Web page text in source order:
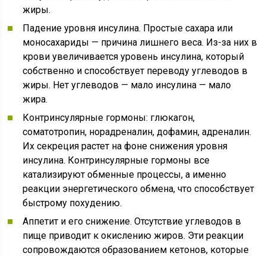
жиры.
Падение уровня инсулина. Простые сахара или
моносахариды — причина лишнего веса. Из-за них в
крови увеличивается уровень инсулина, который
собственно и способствует переводу углеводов в
жиры. Нет углеводов — мало инсулина — мало
жира.
Контринсулярные гормоны: глюкагон,
соматотропин, норадреналин, дофамин, адреналин.
Их секреция растет на фоне снижения уровня
инсулина. Контринсулярные гормоны все
катализируют обменные процессы, а именно
реакции энергетического обмена, что способствует
быстрому похудению.
Аппетит и его снижение. Отсутствие углеводов в
пище приводит к окислению жиров. Эти реакции
сопровождаются образованием кетонов, которые